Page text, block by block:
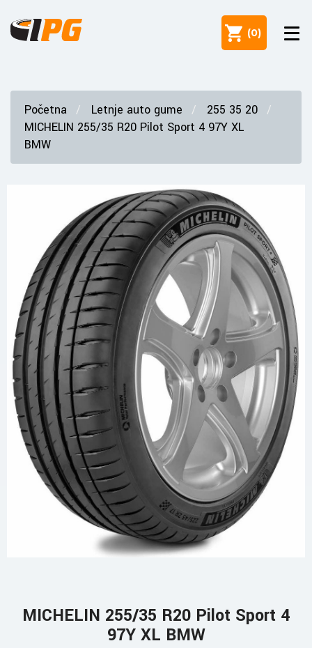
(0)
Početna Letnje auto gume
255 35 20
MICHELIN 255/35 R20 Pilot Sport 4 97Y XL
BMW
MICHELIN 255/35 R20 Pilot Sport 4
97Y XL BMW